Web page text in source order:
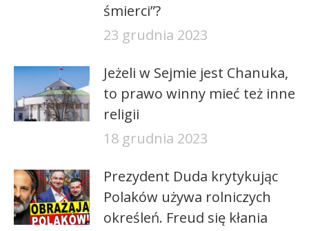
śmierci”?
23 grudnia 2023
Jeżeli w Sejmie jest Chanuka,
to prawo winny mieć też inne
religii
18 grudnia 2023
Prezydent Duda krytykując
Polaków używa rolniczych
określeń. Freud się kłania